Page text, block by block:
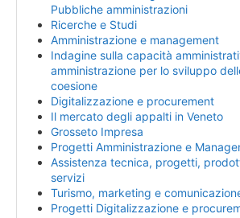
Pubbliche amministrazioni
Ricerche e Studi
Amministrazione e management
Indagine sulla capacità
amministrazione per lo sviluppo
coesione
Digitalizzazione e procurement
Il mercato degli appalti in Veneto
Grosseto Impresa
Progetti Amministrazione e
Assistenza tecnica, progetti,
servizi
Turismo, marketing e
Progetti Digitalizzazione e